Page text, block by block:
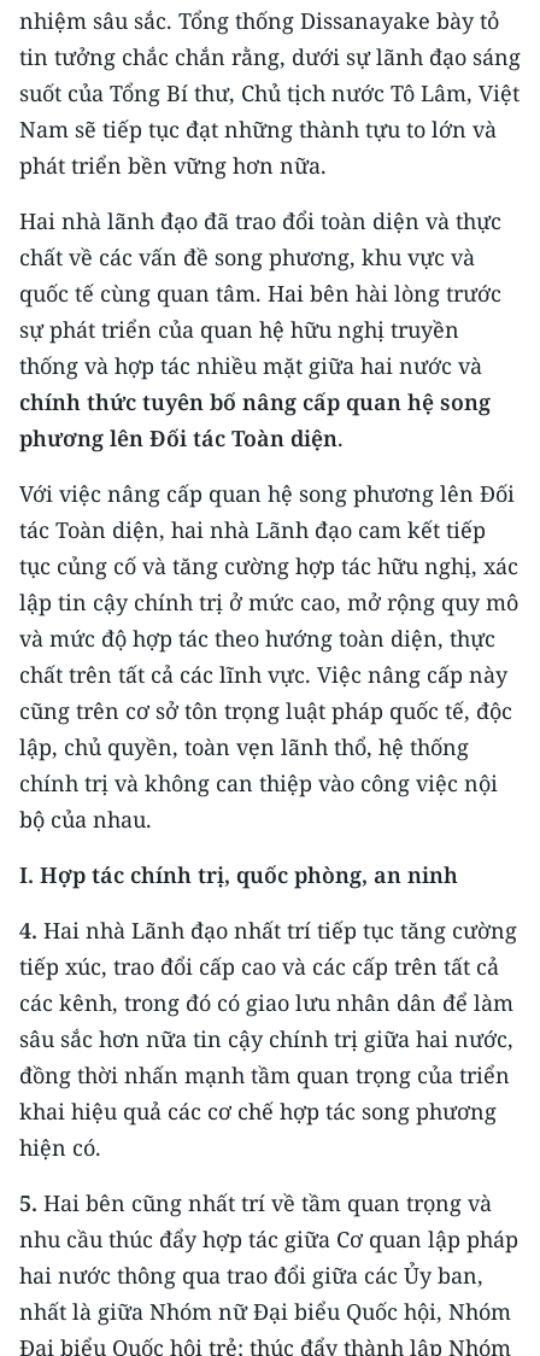
Duyên hải Nam Trung Bộ và Tây
Nguyên
Đông Nam Bộ
Đồng bằng sông Cửu Long
Chuyên trang Hà Nội
Chuyên trang TP. Hồ Chí Minh
CHUYÊN ĐỀ
CÁC CHUYÊN TRANG
THỜI NAY
NHÂN DÂN CUỐI TUẦN
NHÂN DÂN HẰNG THÁNG
ĐỌC BÁO IN
ENGLISH
中文
FRANÇAIS
РУССКИЙ
ESPAÑOL
한국어
nhiệm sâu sắc. Tổng thống Dissanayake bày tỏ
tin tưởng chắc chắn rằng, dưới sự lãnh đạo sáng
suốt của Tổng Bí thư, Chủ tịch nước Tô Lâm, Việt
Nam sẽ tiếp tục đạt những thành tựu to lớn và
phát triển bền vững hơn nữa.
Hai nhà lãnh đạo đã trao đổi toàn diện và thực
chất về các vấn đề song phương, khu vực và
quốc tế cùng quan tâm. Hai bên hài lòng trước
sự phát triển của quan hệ hữu nghị truyền
thống và hợp tác nhiều mặt giữa hai nước và
chính thức tuyên bố nâng cấp quan hệ song
phương lên Đối tác Toàn diện.
Với việc nâng cấp quan hệ song phương lên Đối
tác Toàn diện, hai nhà Lãnh đạo cam kết tiếp
tục củng cố và tăng cường hợp tác hữu nghị, xác
lập tin cậy chính trị ở mức cao, mở rộng quy mô
và mức độ hợp tác theo hướng toàn diện, thực
chất trên tất cả các lĩnh vực. Việc nâng cấp này
cũng trên cơ sở tôn trọng luật pháp quốc tế, độc
lập, chủ quyền, toàn vẹn lãnh thổ, hệ thống
chính trị và không can thiệp vào công việc nội
bộ của nhau.
I. Hợp tác chính trị, quốc phòng, an ninh
4. Hai nhà Lãnh đạo nhất trí tiếp tục tăng cường
tiếp xúc, trao đổi cấp cao và các cấp trên tất cả
các kênh, trong đó có giao lưu nhân dân để làm
sâu sắc hơn nữa tin cậy chính trị giữa hai nước,
đồng thời nhấn mạnh tầm quan trọng của triển
khai hiệu quả các cơ chế hợp tác song phương
hiện có.
5. Hai bên cũng nhất trí về tầm quan trọng và
nhu cầu thúc đẩy hợp tác giữa Cơ quan lập pháp
hai nước thông qua trao đổi giữa các Ủy ban,
nhất là giữa Nhóm nữ Đại biểu Quốc hội, Nhóm
Đại biểu Quốc hội trẻ; thúc đẩy thành lập Nhóm